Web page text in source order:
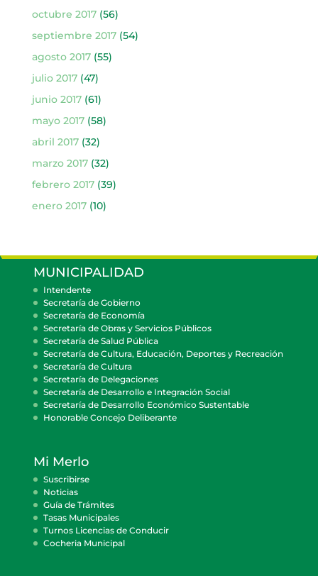
octubre 2017(56)
septiembre 2017(54)
agosto 2017(55)
julio 2017(47)
junio 2017(61)
mayo 2017(58)
abril 2017(32)
marzo 2017(32)
febrero 2017(39)
enero 2017(10)
MUNICIPALIDAD
Intendente
Secretaría de Gobierno
Secretaría de Economía
Secretaría de Obras y Servicios Públicos
Secretaría de Salud Pública
Secretaría de Cultura, Educación, Deportes y Recreación
Secretaría de Cultura
Secretaría de Delegaciones
Secretaría de Desarrollo e Integración Social
Secretaría de Desarrollo Económico Sustentable
Honorable Concejo Deliberante
Mi Merlo
Suscribirse
Noticias
Guía de Trámites
Tasas Municipales
Turnos Licencias de Conducir
Cocheria Municipal